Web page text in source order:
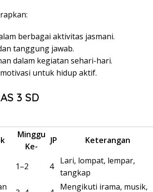
berbagai aktivitas jasmani.
tanggung jawab.
dalam kegiatan sehari-hari.
untuk hidup aktif.
3 SD
Minggu
Ke-
JP Keterangan
1–2 4
Lari, lompat, lempar,
tangkap
Mengikuti irama, musik,